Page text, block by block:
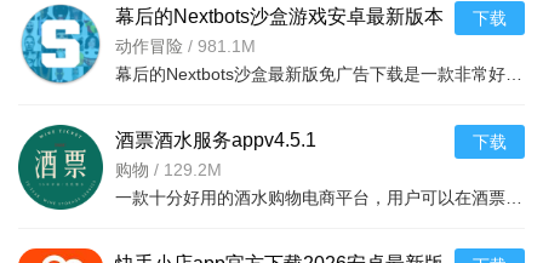
的，都是有各种的的位置的，基本上探索到整个地图的话，各种
NPC都去沟通一下，就可以去进行触发到秘闻的。
游戏点评：
游戏以中世纪的北欧为故事背景，围绕“神火”这一核心元素展
开。通过主角的游历视角，表现出北欧民族崇尚“牺牲与抗争”的
民族风格，全景再现北欧文化与时代风貌，同时尝试探索无数神
幕后的Nextbots沙盒游戏安卓最新版本
v11.2.2 中文版
动作冒险 / 981.1M
下载
酒票酒水服务appv4.5.1
购物 / 129.2M
下载